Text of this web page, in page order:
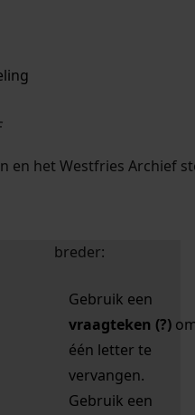
aantal zoektips.
aantal zoektips.
en het Westfries Archief
uw zoekopdracht te
breder:
Gebruik een
vraagteken (?)
één letter te
vervangen.
Gebruik een